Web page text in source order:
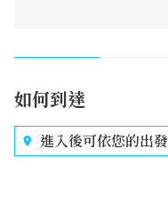
如何到達
進入後可依您的出